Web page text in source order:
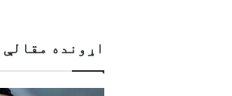
اړونده مقالې